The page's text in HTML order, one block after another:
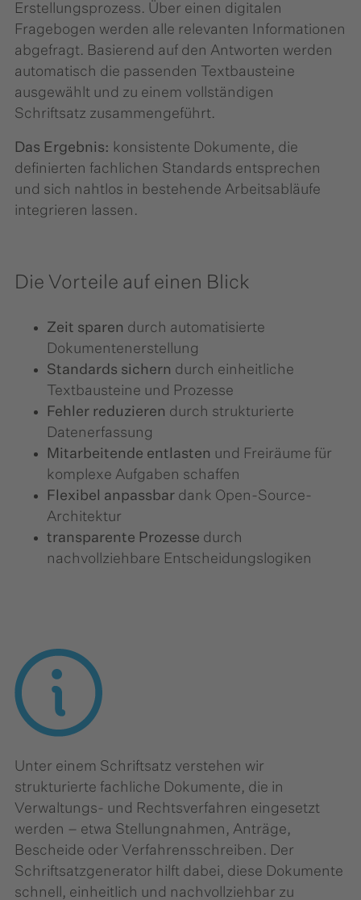
Erstellungsprozess. Über einen digitalen
Fragebogen werden alle relevanten Informationen
abgefragt. Basierend auf den Antworten werden
automatisch die passenden Textbausteine
ausgewählt und zu einem vollständigen
Schriftsatz zusammengeführt.
Das Ergebnis: konsistente Dokumente, die
definierten fachlichen Standards entsprechen
und sich nahtlos in bestehende Arbeitsabläufe
integrieren lassen.
Die Vorteile auf einen Blick
Zeit sparen durch automatisierte
Dokumentenerstellung
Standards sichern durch einheitliche
Textbausteine und Prozesse
Fehler reduzieren durch strukturierte
Datenerfassung
Mitarbeitende entlasten und Freiräume für
komplexe Aufgaben schaffen
Flexibel anpassbar dank Open-Source-
Architektur
transparente Prozesse durch
nachvollziehbare Entscheidungslogiken
Unter einem Schriftsatz verstehen wir
strukturierte fachliche Dokumente, die in
Verwaltungs- und Rechtsverfahren eingesetzt
werden – etwa Stellungnahmen, Anträge,
Bescheide oder Verfahrensschreiben. Der
Schriftsatzgenerator hilft dabei, diese Dokumente
schnell, einheitlich und nachvollziehbar zu